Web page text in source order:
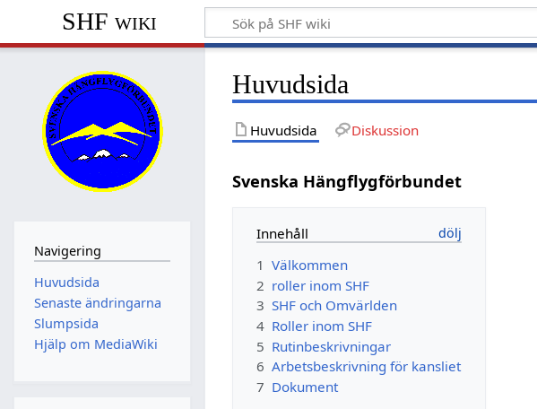
SHF wiki
Huvudsida
Huvudsida Diskussion
Svenska Hängflygförbundet
Innehåll
1 Välkommen
2 roller inom SHF
3 SHF och Omvärlden
4 Roller inom SHF
5 Rutinbeskrivningar
6 Arbetsbeskrivning för kansliet
7 Dokument
Navigering
Huvudsida
Senaste ändringarna
Slumpsida
Hjälp om MediaWiki